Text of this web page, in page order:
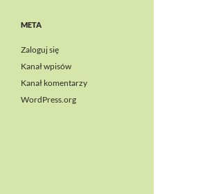
META
Zaloguj się
Kanał wpisów
Kanał komentarzy
WordPress.org